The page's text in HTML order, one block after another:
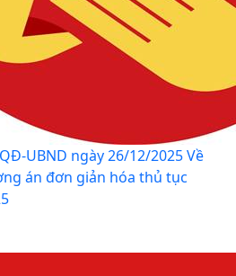
UBND ngày 26/12/2025 Về
án đơn giản hóa thủ tục